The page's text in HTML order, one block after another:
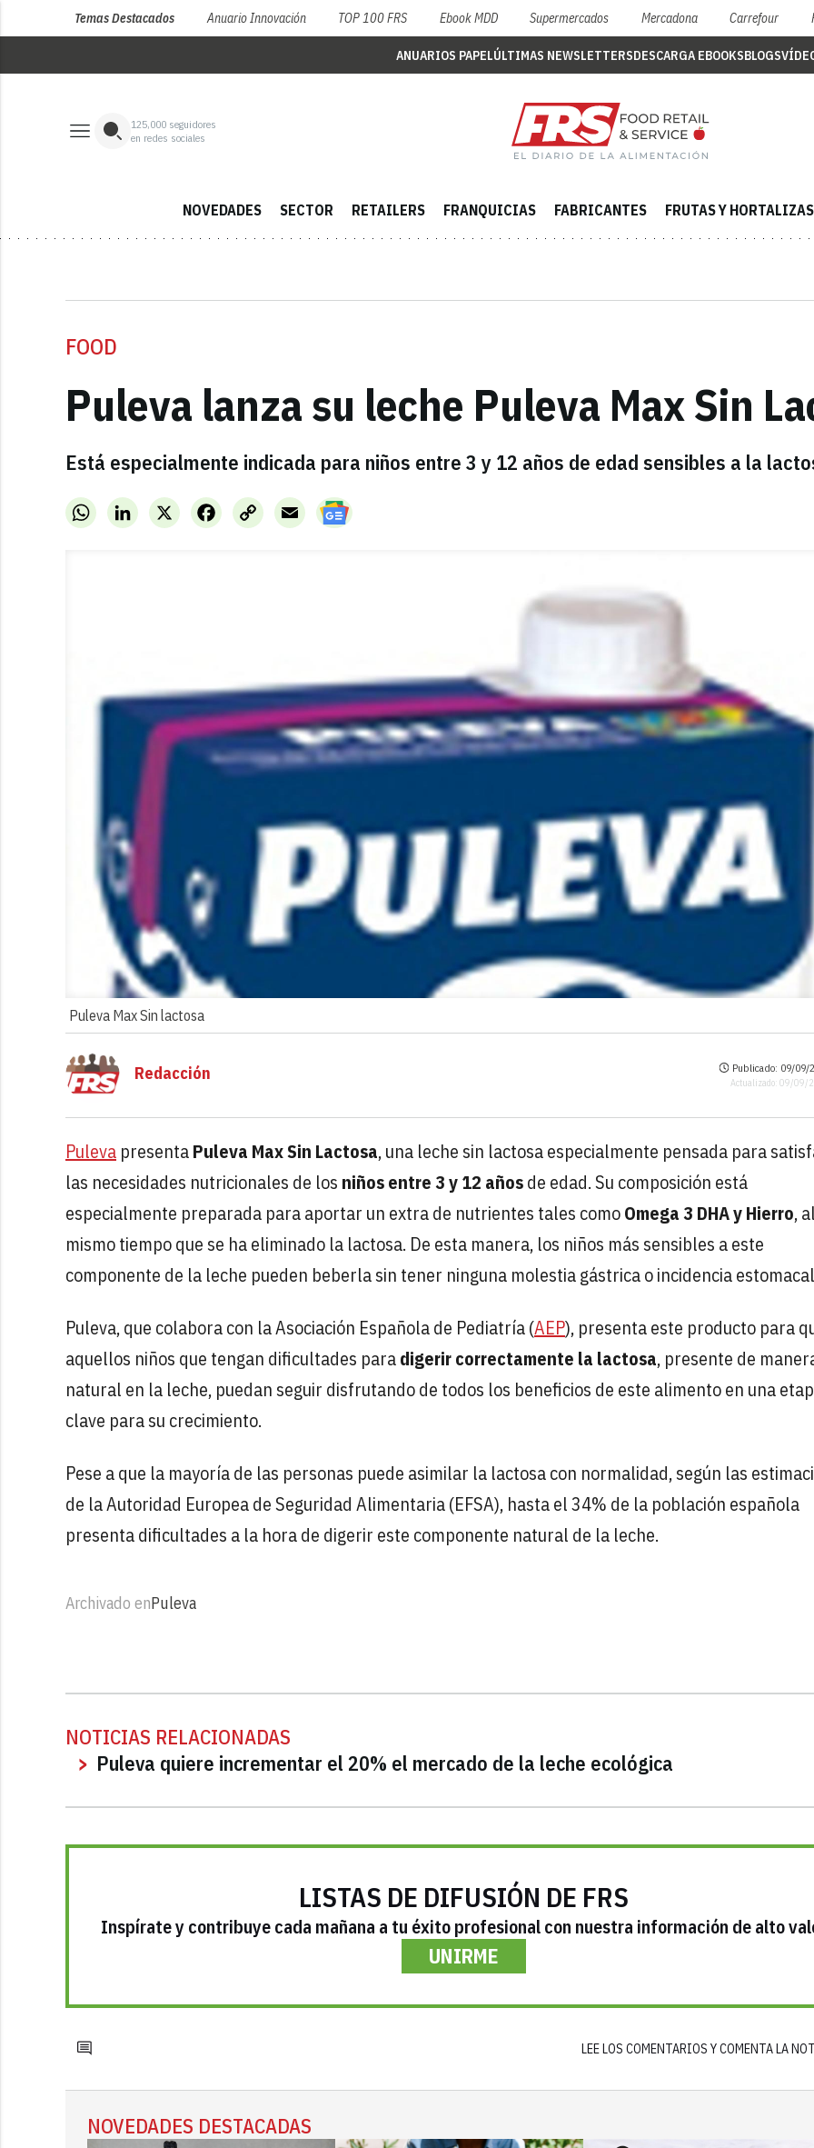
Temas Destacados Anuario Innovación TOP 100 FRS Ebook MDD Supermercados Mercadona Carrefour
ANUARIOS PAPELÚLTIMAS NEWSLETTERSDESCARGA EBOOKSBLOGS
125,000 seguidores
en redes sociales
NOVEDADES SECTOR RETAILERS FRANQUICIAS FABRICANTES FRUTAS Y HORTALIZAS
FOOD
Puleva lanza su leche Puleva Max Sin
Está especialmente indicada para niños entre 3 y 12 años de edad sensibles a la
WhatsAppLinkedInX FacebookCopy
Link
Email
Puleva Max Sin lactosa
Redacción Publicado: 09/09/
Actualizado: 09/09/
Puleva presentaPuleva Max Sin Lactosa, una leche sin lactosa especialmente pensada para
las necesidades nutricionales de los niños entre 3 y 12 añosde edad. Su composición está
especialmente preparada para aportar un extra de nutrientes tales comoOmega 3 DHA y Hierro,
mismo tiempo que se ha eliminado la lactosa. De esta manera, los niños más sensibles a este
componente de la leche pueden beberla sin tener ninguna molestia gástrica o incidencia
Puleva, que colabora con la Asociación Española de Pediatría (AEP), presenta este producto para
aquellos niños que tengan dificultades paradigerir correctamente la lactosa, presente de
natural en la leche, puedan seguir disfrutando de todos los beneficios de este alimento en una
clave para su crecimiento.
Pese a que la mayoría de las personas puede asimilar la lactosa con normalidad, según las
de la Autoridad Europea de Seguridad Alimentaria (EFSA), hasta el 34% de la población española
presenta dificultades a la hora de digerir este componente natural de la leche.
Archivado enPuleva
NOTICIAS RELACIONADAS
Puleva quiere incrementar el 20% el mercado de la leche ecológica
LISTAS DE DIFUSIÓN DE FRS
Inspírate y contribuye cada mañana a tu éxito profesional con nuestra información de alto
UNIRME
LEE LOS COMENTARIOS Y COMENTA LA
NOVEDADES DESTACADAS